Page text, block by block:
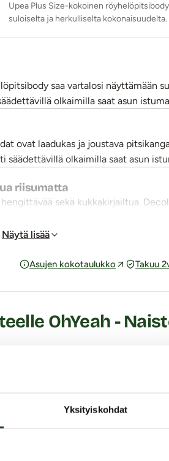
Yksityiskohdat
Upea Plus Size-kokoinen
suloiselta ja herkulliselta kokonaisuudelta.
saa vartalosi näyttämään
olkaimilla saat asun
ovat laadukas ja joustava
säädettävillä olkaimilla saat asun
riisumatta
sekä kukkakirjailtua.
Reilunkokoinen avoin haaraosa
Suosittelemme valitsemaan
hinnastaan
cm, paino n. 45 - 55 kg
Näytä lisää
Asujen kokotaulukko Takuu
OhYeah -